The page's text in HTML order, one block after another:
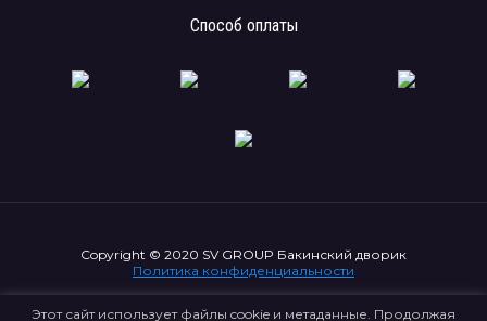
Способ оплаты
Copyright © 2020 SV GROUP Бакинский дворик
Политика конфиденциальности
Этот сайт использует файлы cookie и метаданные. Продолжая